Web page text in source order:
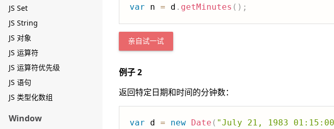
JS Set
JS String
JS 对象
JS 运算符
JS 运算符优先级
JS 语句
JS 类型化数组
Window
var n = d . getMinutes ( ) ;
亲自试一试
例子 2
返回特定日期和时间的分钟数：
var d = new Date ( "July 21, 1983